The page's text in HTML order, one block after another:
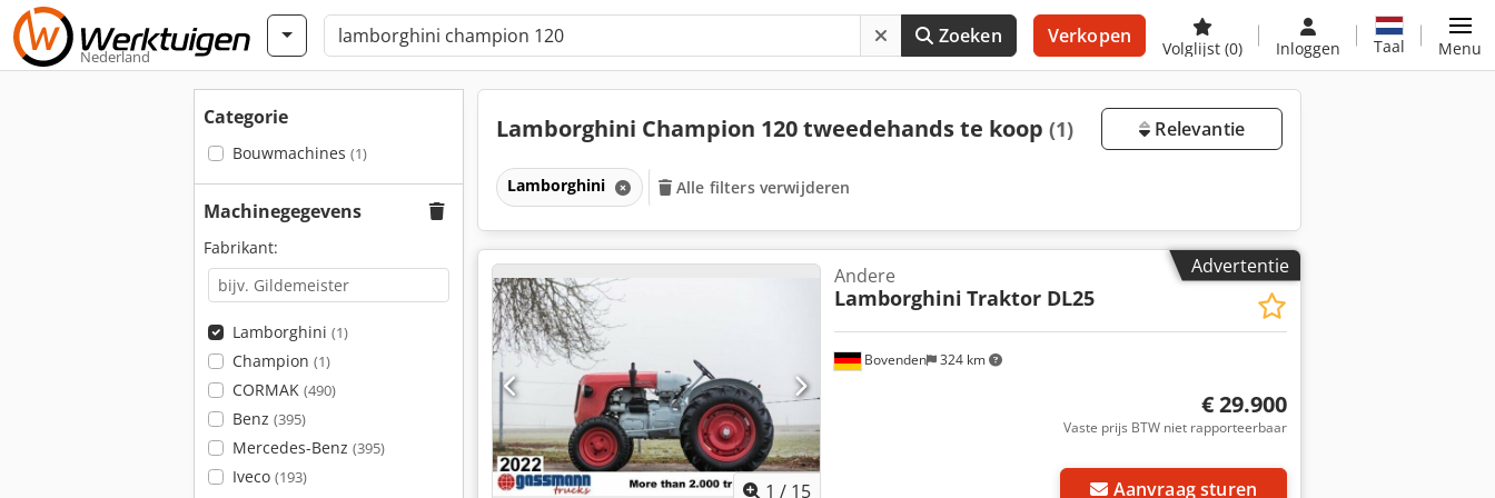
Nederland
Zoeken Verkopen
Volglijst (0) Inloggen Taal Menu
Categorie
Bouwmachines (1)
Machinegegevens
Fabrikant:
Lamborghini (1)
Champion (1)
CORMAK (490)
Benz (395)
Mercedes-Benz (395)
Iveco (193)
Lamborghini Champion 120 tweedehands te koop (1) Relevantie
Lamborghini Alle filters verwijderen
Advertentie
1 / 15
Bovenden 324 km
Andere
Lamborghini Traktor DL25
€ 29.900
Vaste prijs BTW niet rapporteerbaar
Aanvraag sturen